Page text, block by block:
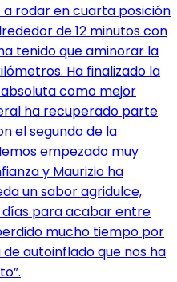
a rodar en cuarta posición
de 12 minutos con
tenido que aminorar la
Ha finalizado la
absoluta como mejor
ha recuperado parte
el segundo de la
empezado muy
y Maurizio ha
un sabor agridulce,
días para acabar entre
mucho tiempo por
autoinflado que nos ha